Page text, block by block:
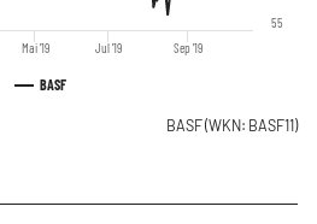
BASF
Mai '19 Jul '19 Sep '19
55
BASF(WKN: BASF11)